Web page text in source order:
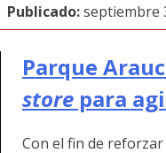
Publicado:septiembre
Parque
store para
Con el fin de